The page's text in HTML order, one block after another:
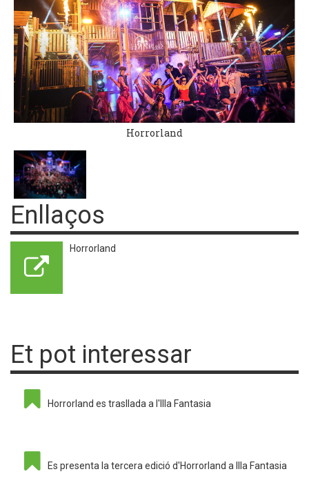
Horrorland
Enllaços
Horrorland
Et pot interessar
Horrorland es trasllada a l'Illa Fantasia
Es presenta la tercera edició d'Horrorland a Illa Fantasia